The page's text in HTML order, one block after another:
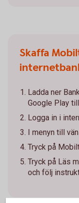
Skaffa
Ladda ner
Google Play
Logga in i
I menyn till
Tryck på
Tryck på Läs
och följ